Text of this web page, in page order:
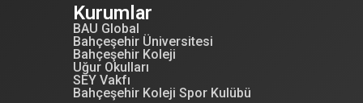
Kurumlar
BAU Global
Bahçeşehir Üniversitesi
Bahçeşehir Koleji
Uğur Okulları
SEY Vakfı
Bahçeşehir Koleji Spor Kulübü